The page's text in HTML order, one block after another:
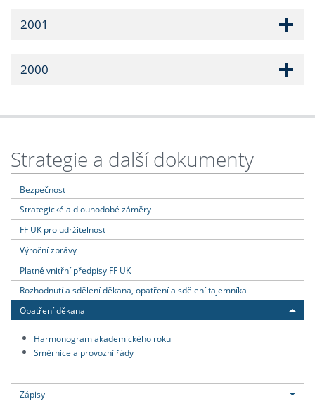
2001
2000
Strategie a další dokumenty
Bezpečnost
Strategické a dlouhodobé záměry
FF UK pro udržitelnost
Výroční zprávy
Platné vnitřní předpisy FF UK
Rozhodnutí a sdělení děkana, opatření a sdělení tajemníka
Opatření děkana
Harmonogram akademického roku
Směrnice a provozní řády
Zápisy